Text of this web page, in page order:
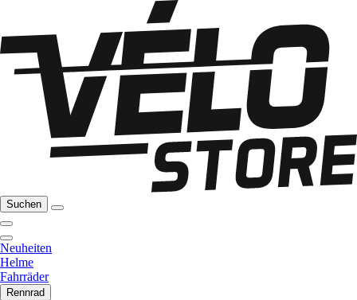
Suchen
Neuheiten
Helme
Fahrräder
Rennrad